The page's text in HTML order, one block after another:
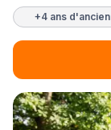
+4 ans